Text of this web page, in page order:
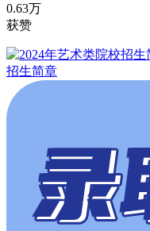
0.63万
获赞
招生简章